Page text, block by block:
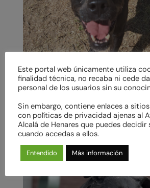
Este portal web únicamente utiliza
finalidad técnica, no recaba ni cede
personal de los usuarios sin su
Sin embargo, contiene enlaces a
con políticas de privacidad ajenas al
Alcalá de Henares que puedes decidir
cuando accedas a ellos.
Entendido Más información